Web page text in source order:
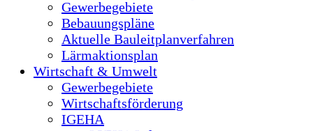
Gewerbegebiete
Bebauungspläne
Aktuelle Bauleitplanverfahren
Lärmaktionsplan
Wirtschaft & Umwelt
Gewerbegebiete
Wirtschaftsförderung
IGEHA